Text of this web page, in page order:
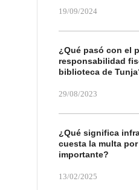
19/09/2024
¿Qué pasó con el
responsabilidad
biblioteca de
29/08/2023
¿Qué significa
cuesta la multa
importante?
13/02/2025